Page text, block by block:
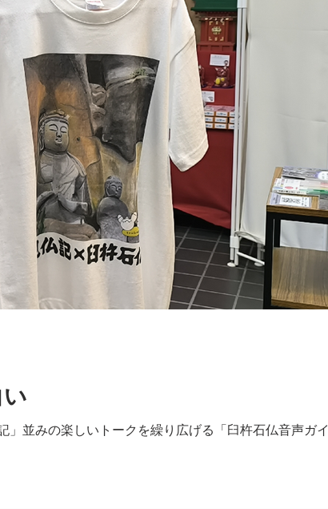
並みの楽しいトークを繰り広げる「臼杵石仏音声ガイ